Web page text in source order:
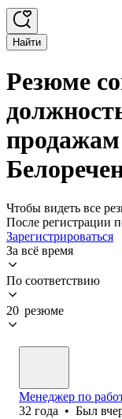
Найти
Резюме
продажам
Чтобы видеть все
После регистрации
Зарегистрироваться
За всё время
По соответствию
20 резюме
Менеджер по
32 года • Был